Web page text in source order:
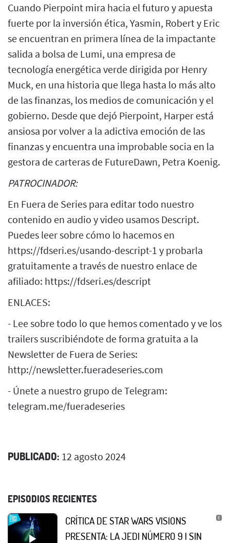
Cuando Pierpoint mira hacia el futuro y apuesta
fuerte por la inversión ética, Yasmin, Robert y Eric
se encuentran en primera línea de la impactante
salida a bolsa de Lumi, una empresa de
tecnología energética verde dirigida por Henry
Muck, en una historia que llega hasta lo más alto
de las finanzas, los medios de comunicación y el
gobierno. Desde que dejó Pierpoint, Harper está
ansiosa por volver a la adictiva emoción de las
finanzas y encuentra una improbable socia en la
gestora de carteras de FutureDawn, Petra Koenig.
PATROCINADOR:
En Fuera de Series para editar todo nuestro
contenido en audio y video usamos Descript.
Puedes leer sobre cómo lo hacemos en
https://fdseri.es/usando-descript-1 y probarla
gratuitamente a través de nuestro enlace de
afiliado: https://fdseri.es/descript
ENLACES:
- Lee sobre todo lo que hemos comentado y ve los
trailers suscribiéndote de forma gratuita a la
Newsletter de Fuera de Series:
http://newsletter.fueradeseries.com
- Únete a nuestro grupo de Telegram:
telegram.me/fueradeseries
PUBLICADO: 12 agosto 2024
EPISODIOS RECIENTES
CRÍTICA DE STAR WARS VISIONS
PRESENTA: LA JEDI NÚMERO 9 | SIN